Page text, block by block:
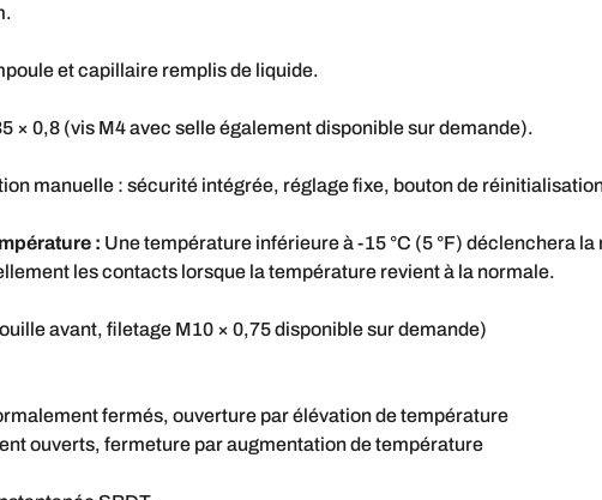
et capillaire remplis de liquide.
× 0,8 (vis M4 avec selle également disponible sur demande).
manuelle : sécurité intégrée, réglage fixe, bouton de
: Une température inférieure à -15 °C (5 °F) déclenchera
les contacts lorsque la température revient à la normale.
avant, filetage M10 × 0,75 disponible sur demande)
fermés, ouverture par élévation de température
ouverts, fermeture par augmentation de température